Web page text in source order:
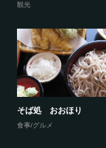
観光
そば処 おおほり
食事/グルメ